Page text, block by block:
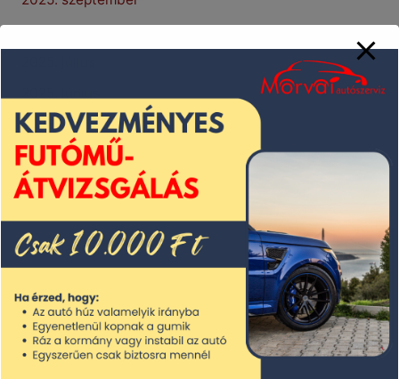
2025. május
2025. április
2025. március
2025. február
2025. január
2024. november
2024. október